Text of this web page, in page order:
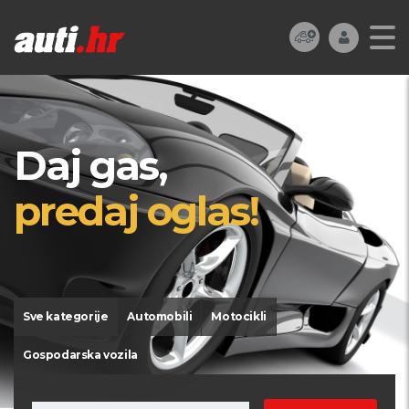
Daj gas,
predaj oglas!
Sve kategorije Automobili Motocikli
Gospodarska vozila